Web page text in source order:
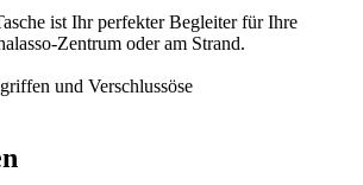
ist Ihr perfekter Begleiter für Ihre
Zentrum oder am Strand.
und Verschlussöse